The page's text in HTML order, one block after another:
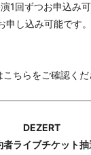
1回ずつお申込み可
し込み可能です。
ちらをご確認く
DEZERT
ライブチケット